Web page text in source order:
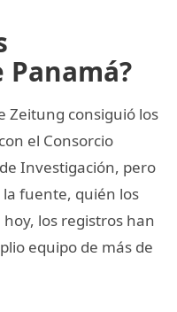
Zeitung consiguió los
el Consorcio
Investigación, pero
la fuente, quién los
los registros han
equipo de más de